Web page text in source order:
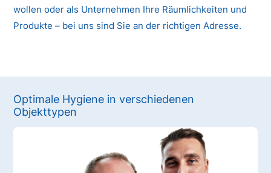
wollen oder als Unternehmen Ihre Räumlichkeiten und
Produkte – bei uns sind Sie an der richtigen Adresse.
Optimale Hygiene in verschiedenen
Objekttypen